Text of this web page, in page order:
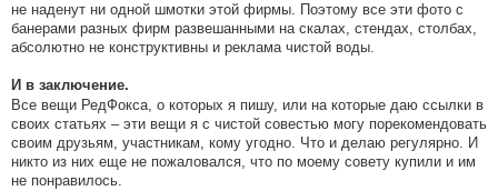
не наденут ни одной шмотки этой фирмы. Поэтому все эти фото с
банерами разных фирм развешанными на скалах, стендах, столбах,
абсолютно не конструктивны и реклама чистой воды.
И в заключение.
Все вещи РедФокса, о которых я пишу, или на которые даю ссылки в
своих статьях – эти вещи я с чистой совестью могу порекомендовать
своим друзьям, участникам, кому угодно. Что и делаю регулярно. И
никто из них еще не пожаловался, что по моему совету купили и им
не понравилось.